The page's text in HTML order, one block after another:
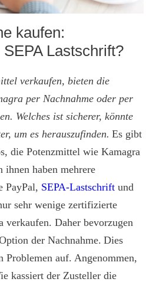
kaufen:
Lastschrift?
verkaufen, bieten die
per Nachnahme oder per
Welches ist sicherer, könnte
um es herauszufinden. Es gibt
die Potenzmittel wie Kamagra
haben mehrere
PayPal, SEPA-Lastschrift und
sehr wenige zertifizierte
verkaufen. Daher bevorzugen
der Nachnahme. Dies
auf. Angenommen,
kassiert der Zusteller die